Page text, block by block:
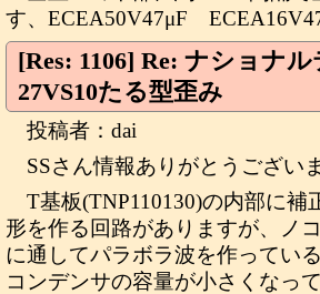
す、ECEA50V47μF
[Res: 1106] Re: ナショナ
27VS10たる型歪み
投稿者：dai
SSさん情報ありがとうござい
T基板(TNP110130)の内部に補
形を作る回路がありますが、ノ
に通してパラボラ波を作ってい
コンデンサの容量が小さくなっ